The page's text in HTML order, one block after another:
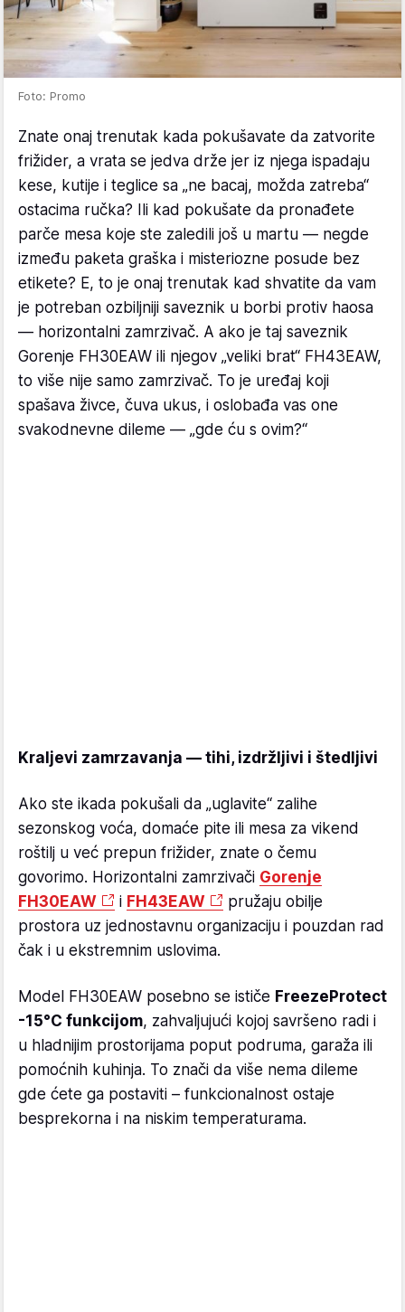
Foto: Promo
Znate onaj trenutak kada pokušavate da zatvorite
frižider, a vrata se jedva drže jer iz njega ispadaju
kese, kutije i teglice sa „ne bacaj, možda zatreba“
ostacima ručka? Ili kad pokušate da pronađete
parče mesa koje ste zaledili još u martu — negde
između paketa graška i misteriozne posude bez
etikete? E, to je onaj trenutak kad shvatite da vam
je potreban ozbiljniji saveznik u borbi protiv haosa
— horizontalni zamrzivač. A ako je taj saveznik
Gorenje FH30EAW ili njegov „veliki brat“ FH43EAW,
to više nije samo zamrzivač. To je uređaj koji
spašava živce, čuva ukus, i oslobađa vas one
svakodnevne dileme — „gde ću s ovim?“
Kraljevi zamrzavanja — tihi, izdržljivi i štedljivi
Ako ste ikada pokušali da „uglavite“ zalihe
sezonskog voća, domaće pite ili mesa za vikend
roštilj u već prepun frižider, znate o čemu
govorimo. Horizontalni zamrzivači Gorenje
FH30EAW
i FH43EAW
pružaju obilje
prostora uz jednostavnu organizaciju i pouzdan rad
čak i u ekstremnim uslovima.
Model FH30EAW posebno se ističe FreezeProtect
-15°C funkcijom, zahvaljujući kojoj savršeno radi i
u hladnijim prostorijama poput podruma, garaža ili
pomoćnih kuhinja. To znači da više nema dileme
gde ćete ga postaviti – funkcionalnost ostaje
besprekorna i na niskim temperaturama.